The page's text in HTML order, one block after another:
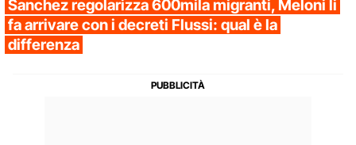
Sanchez regolarizza 600mila migranti, Meloni li
fa arrivare con i decreti Flussi: qual è la
differenza